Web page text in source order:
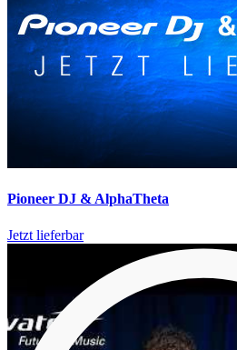
Pioneer DJ & AlphaTheta
Jetzt lieferbar